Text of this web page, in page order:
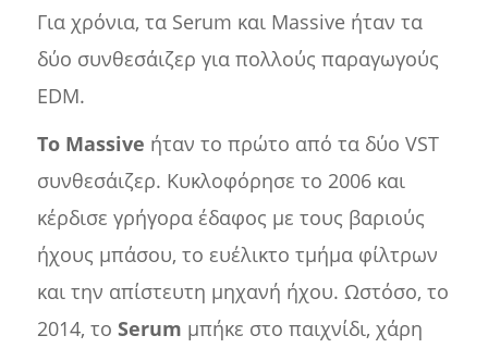
Για χρόνια, τα Serum και Massive ήταν τα
δύο συνθεσάιζερ για πολλούς παραγωγούς
EDM.
Το Massive ήταν το πρώτο από τα δύο VST
συνθεσάιζερ. Κυκλοφόρησε το 2006 και
κέρδισε γρήγορα έδαφος με τους βαριούς
ήχους μπάσου, το ευέλικτο τμήμα φίλτρων
και την απίστευτη μηχανή ήχου. Ωστόσο, το
2014, το Serum μπήκε στο παιχνίδι, χάρη